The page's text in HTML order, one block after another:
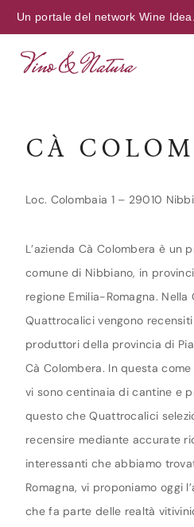
Un portale del network Wine
CÀ
Loc. Colombaia 1 – 29010
L’azienda Cà Colombera è un
comune di Nibbiano, in
regione Emilia-Romagna. Nella
Quattrocalici vengono
produttori della provincia di
Cà Colombera. In questa
vi sono centinaia di cantine e
questo che Quattrocalici
recensire mediante accurate
interessanti che abbiamo
Romagna, vi proponiamo oggi
che fa parte delle realtà